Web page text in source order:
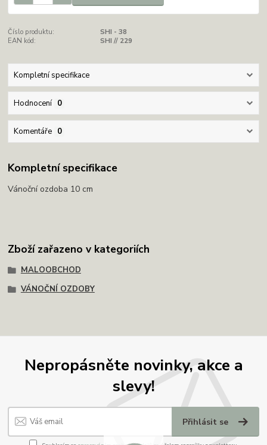
Číslo produktu:
SHI - 38
EAN kód:
SHI // 229
Kompletní specifikace
Hodnocení 0
Komentáře 0
Kompletní specifikace
Vánoční ozdoba 10 cm
Zboží zařazeno v kategoriích
MALOOBCHOD
VÁNOČNÍ OZDOBY
Nepropásněte novinky, akce a
slevy!
Přihlásit se